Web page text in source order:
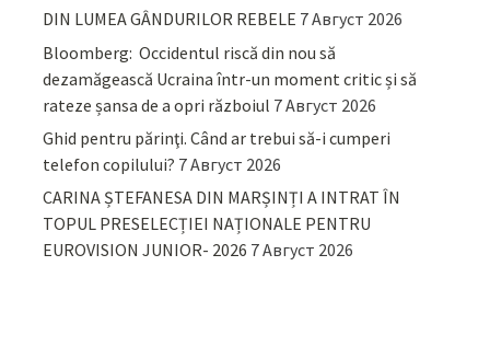
DIN LUMEA GÂNDURILOR REBELE 7 Август 2026
Bloomberg: Occidentul riscă din nou să
dezamăgească Ucraina într-un moment critic și să
rateze șansa de a opri războiul 7 Август 2026
Ghid pentru părinţi. Când ar trebui să-i cumperi
telefon copilului? 7 Август 2026
CARINA ȘTEFANESA DIN MARȘINȚI A INTRAT ÎN
TOPUL PRESELECȚIEI NAȚIONALE PENTRU
EUROVISION JUNIOR- 2026 7 Август 2026